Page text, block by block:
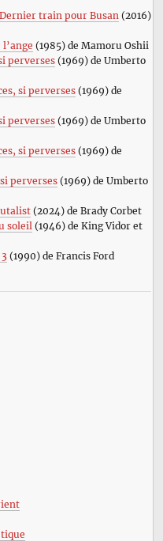
Dernier train pour Busan (2016)
(1985) de Mamoru Oshii
perverses(1969) de Umberto
si perverses(1969) de
perverses(1969) de Umberto
si perverses(1969) de
perverses(1969) de Umberto
(2024) de Brady Corbet
soleil (1946) de King Vidor et
(1990) de Francis Ford